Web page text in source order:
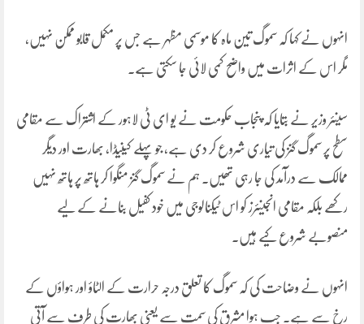
انہوں نے کہا کہ سموگ تین ماہ کا موسمی مظہر ہے جس پر مکمل قابو ممکن نہیں،
مگر اس کے اثرات میں واضح کمی لائی جا سکتی ہے۔
سینئر وزیر نے بتایا کہ پنجاب حکومت نے یو ای ٹی لاہور کے اشتراک سے مقامی
سطح پر سموگ گنز کی تیاری شروع کر دی ہے، جو پہلے کینیڈا، بھارت اور دیگر
ممالک سے درآمد کی جا رہی تھیں۔ ہم نے سموگ گنز منگوا کر ہاتھ پر ہاتھ نہیں
رکھے بلکہ مقامی انجینئرز کو اس ٹیکنالوجی میں خود کفیل بنانے کے لیے
منصوبے شروع کیے ہیں۔
انہوں نے وضاحت کی کہ سموگ کا تعلق درجہ حرارت کے الٹاؤ اور ہواؤں کے
رخ سے ہے۔ جب ہوا مشرق کی سمت سے یعنی بھارت کی طرف سے آتی